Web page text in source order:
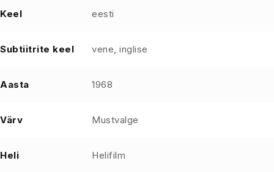
Keel eesti
Subtiitrite keel vene, inglise
Aasta 1968
Värv Mustvalge
Heli Helifilm